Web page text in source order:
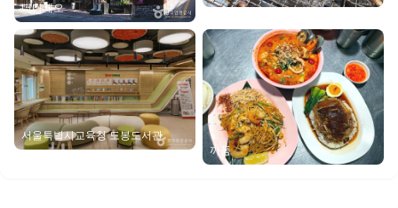
디마떼오
서울특별시교육청 도봉도서관
까폼